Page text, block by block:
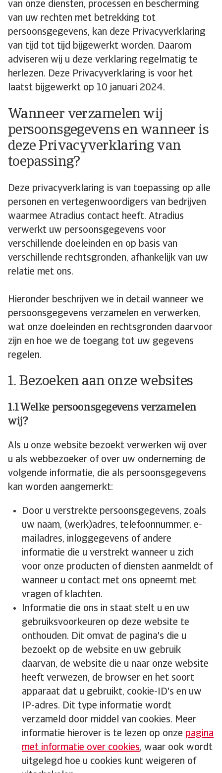
van onze diensten, processen en bescherming
van uw rechten met betrekking tot
persoonsgegevens, kan deze Privacyverklaring
van tijd tot tijd bijgewerkt worden. Daarom
adviseren wij u deze verklaring regelmatig te
herlezen. Deze Privacyverklaring is voor het
laatst bijgewerkt op 10 januari 2024.
Wanneer verzamelen wij
persoonsgegevens en wanneer is
deze Privacyverklaring van
toepassing?
Deze privacyverklaring is van toepassing op alle
personen en vertegenwoordigers van bedrijven
waarmee Atradius contact heeft. Atradius
verwerkt uw persoonsgegevens voor
verschillende doeleinden en op basis van
verschillende rechtsgronden, afhankelijk van uw
relatie met ons.
Hieronder beschrijven we in detail wanneer we
persoonsgegevens verzamelen en verwerken,
wat onze doeleinden en rechtsgronden daarvoor
zijn en hoe we de toegang tot uw gegevens
regelen.
1. Bezoeken aan onze websites
1.1 Welke persoonsgegevens verzamelen
wij?
Als u onze website bezoekt verwerken wij over
u als webbezoeker of over uw onderneming de
volgende informatie, die als persoonsgegevens
kan worden aangemerkt:
Door u verstrekte persoonsgegevens, zoals
uw naam, (werk)adres, telefoonnummer, e-
mailadres, inloggegevens of andere
informatie die u verstrekt wanneer u zich
voor onze producten of diensten aanmeldt of
wanneer u contact met ons opneemt met
vragen of klachten.
Informatie die ons in staat stelt u en uw
gebruiksvoorkeuren op deze website te
onthouden. Dit omvat de pagina's die u
bezoekt op de website en uw gebruik
daarvan, de website die u naar onze website
heeft verwezen, de browser en het soort
apparaat dat u gebruikt, cookie-ID's en uw
IP-adres. Dit type informatie wordt
verzameld door middel van cookies. Meer
informatie hierover is te lezen op onze pagina
met informatie over cookies, waar ook wordt
uitgelegd hoe u cookies kunt weigeren of